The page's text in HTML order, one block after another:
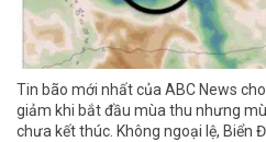
Tin bão mới nhất của ABC News
giảm khi bắt đầu mùa thu nhưng
chưa kết thúc. Không ngoại lệ, Biển